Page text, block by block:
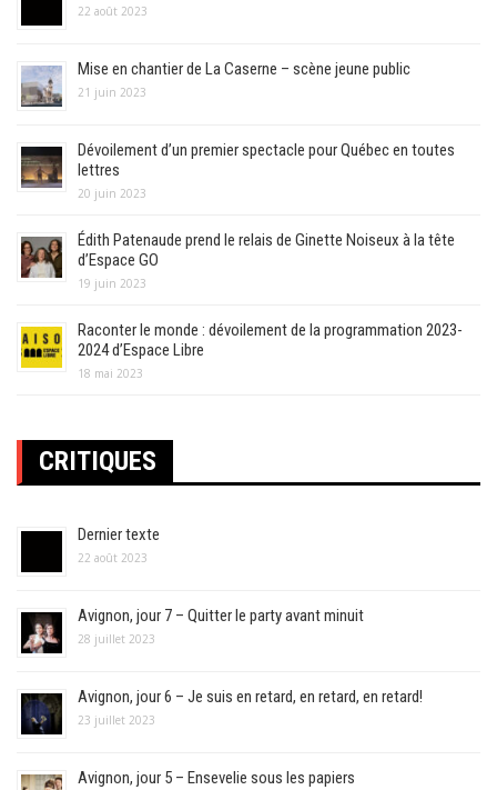
22 août 2023
Mise en chantier de La Caserne – scène jeune public
21 juin 2023
Dévoilement d’un premier spectacle pour Québec en toutes
lettres
20 juin 2023
Édith Patenaude prend le relais de Ginette Noiseux à la tête
d’Espace GO
19 juin 2023
Raconter le monde : dévoilement de la programmation 2023-
2024 d’Espace Libre
18 mai 2023
CRITIQUES
Dernier texte
22 août 2023
Avignon, jour 7 – Quitter le party avant minuit
28 juillet 2023
Avignon, jour 6 – Je suis en retard, en retard, en retard!
23 juillet 2023
Avignon, jour 5 – Ensevelie sous les papiers